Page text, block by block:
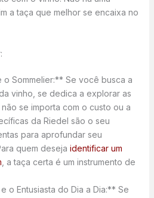
a taça que melhor se encaixa no
Sommelier:** Se você busca a
vinho, se dedica a explorar as
se importa com o custo ou a
da Riedel são o seu
para aprofundar seu
quem deseja identificar um
, a taça certa é um instrumento de
o Entusiasta do Dia a Dia:** Se